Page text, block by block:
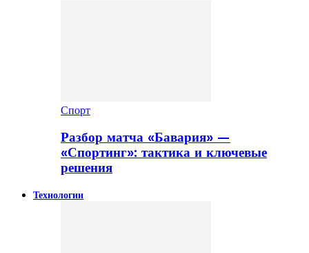
Спорт
Разбор матча «Бавария» —
«Спортинг»: тактика и ключевые
решения
Технологии